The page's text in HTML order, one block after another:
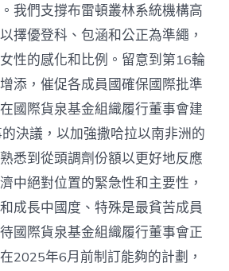
我們支撐布雷頓叢林系統機構高
擇優登科、包涵和公正為準繩，
性的感化和比例。留意到第16輪
添，催促各成員國確保國際批準
國際貨泉基金組織履行董事會建
決議，以加強撒哈拉以南非洲的
悉到從頭調劑份額以更好地反應
中絕對位置的緊急性和主要性，
成長中國度、特殊是最貧苦成員
國際貨泉基金組織履行董事會正
2025年6月前制訂能夠的計劃，